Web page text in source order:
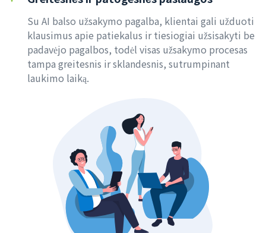
Su AI balso užsakymo pagalba, klientai gali užduoti
klausimus apie patiekalus ir tiesiogiai užsisakyti be
padavėjo pagalbos, todėl visas užsakymo procesas
tampa greitesnis ir sklandesnis, sutrumpinant
laukimo laiką.